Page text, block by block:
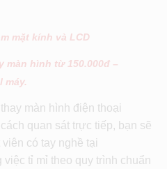
mặt kính và LCD
màn hình từ 150.000đ –
máy.
màn hình điện thoại
quan sát trực tiếp, bạn sẽ
có tay nghề tại
tỉ mỉ theo quy trình chuẩn